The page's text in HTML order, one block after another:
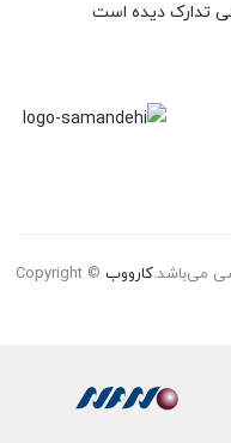
تدارک دیده است
می‌باشد.کارووب Copyright ©